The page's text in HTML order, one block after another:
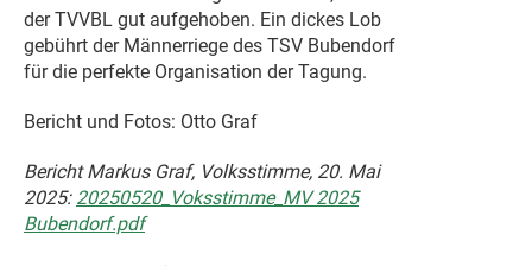
der TVVBL gut aufgehoben. Ein dickes Lob
gebührt der Männerriege des TSV Bubendorf
für die perfekte Organisation der Tagung.
Bericht und Fotos: Otto Graf
Bericht Markus Graf, Volksstimme, 20. Mai
2025: 20250520_Voksstimme_MV 2025
Bubendorf.pdf